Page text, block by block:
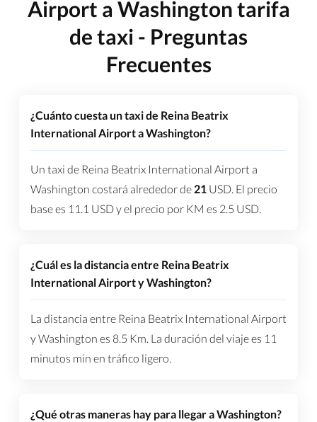
Airport a Washington tarifa
de taxi - Preguntas
Frecuentes
¿Cuánto cuesta un taxi de Reina Beatrix
International Airport a Washington?
Un taxi de Reina Beatrix International Airport a
Washington costará alrededor de 21 USD. El precio
base es 11.1 USDy el precio por KM es 2.5 USD.
¿Cuál es la distancia entre Reina Beatrix
International Airport y Washington?
La distancia entre Reina Beatrix International Airport
y Washington es 8.5 Km. La duración del viaje es 11
minutos min en tráfico ligero.
¿Qué otras maneras hay para llegar a Washington?